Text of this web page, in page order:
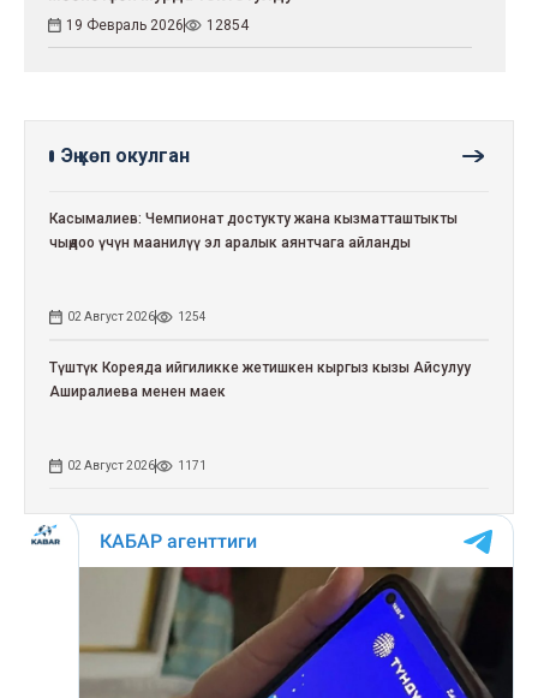
19 Февраль 2026 12854
Эң көп окулган
Касымалиев: Чемпионат достукту жана кызматташтыкты
чыңдоо үчүн маанилүү эл аралык аянтчага айланды
02 Август 2026 1254
Түштүк Кореяда ийгиликке жетишкен кыргыз кызы Айсулуу
Аширалиева менен маек
02 Август 2026 1171